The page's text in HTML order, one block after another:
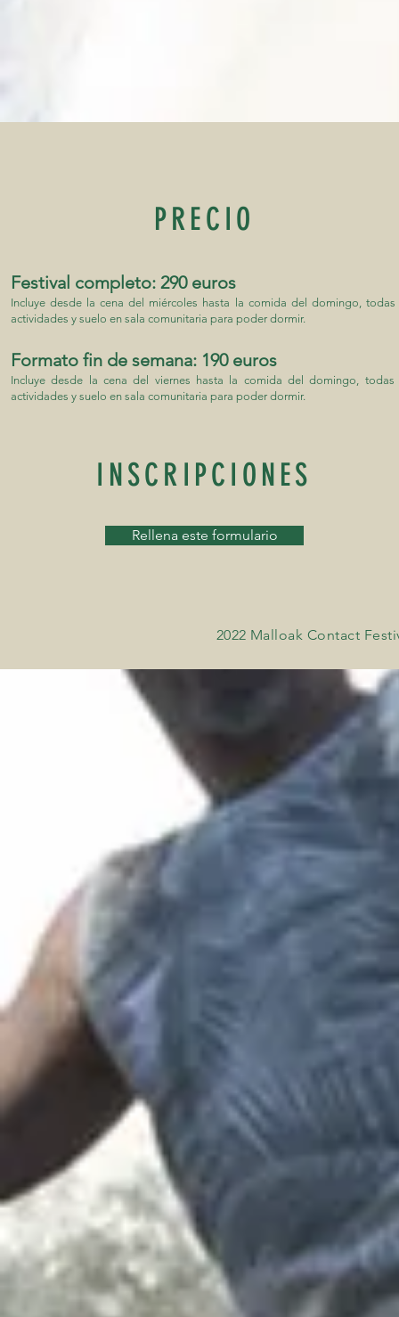
PRECIO
Festival completo: 290 euros
Incluye desde la cena del miércoles hasta la comida del domingo, todas
actividades y suelo en sala comunitaria para poder dormir.
Formato fin de semana: 190 euros
Incluye desde la cena del viernes hasta la comida del domingo, todas
actividades y suelo en sala comunitaria para poder dormir.
INSCRIPCIONES
Rellena este formulario
2022 Malloak Contact